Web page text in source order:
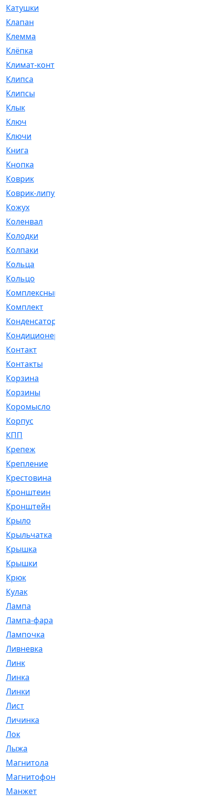
Катушки
Клапан
Клемма
Клёпка
Климат-контроль
Клипса
Клипсы
Клык
Ключ
Ключи
Книга
Кнопка
Коврик
Коврик-липучка
Кожух
Коленвал
Колодки
Колпаки
Кольца
Кольцо
Комплексный
Комплект
Конденсатор
Кондиционер
Контакт
Контакты
Корзина
Корзины
Коромысло
Корпус
КПП
Крепеж
Крепление
Крестовина
Кронштеин
Кронштейн
Крыло
Крыльчатка
Крышка
Крышки
Крюк
Кулак
Лампа
Лампа-фара
Лампочка
Ливневка
Линк
Линка
Линки
Лист
Личинка
Лок
Лыжа
Магнитола
Магнитофон
Манжет